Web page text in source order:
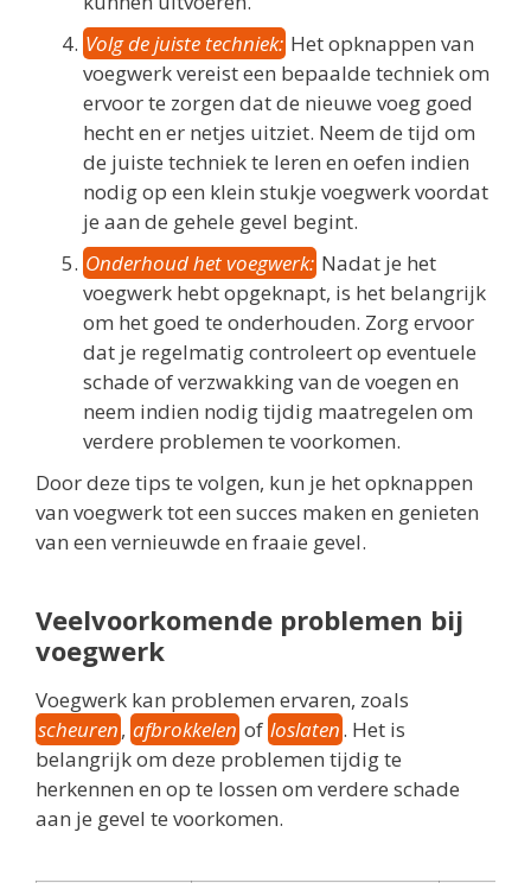
Volg de juiste techniek: Het opknappen van
voegwerk vereist een bepaalde techniek om
ervoor te zorgen dat de nieuwe voeg goed
hecht en er netjes uitziet. Neem de tijd om
de juiste techniek te leren en oefen indien
nodig op een klein stukje voegwerk voordat
je aan de gehele gevel begint.
Onderhoud het voegwerk: Nadat je het
voegwerk hebt opgeknapt, is het belangrijk
om het goed te onderhouden. Zorg ervoor
dat je regelmatig controleert op eventuele
schade of verzwakking van de voegen en
neem indien nodig tijdig maatregelen om
verdere problemen te voorkomen.
Door deze tips te volgen, kun je het opknappen
van voegwerk tot een succes maken en genieten
van een vernieuwde en fraaie gevel.
Veelvoorkomende problemen bij
voegwerk
Voegwerk kan problemen ervaren, zoals
scheuren, afbrokkelen of loslaten. Het is
belangrijk om deze problemen tijdig te
herkennen en op te lossen om verdere schade
aan je gevel te voorkomen.